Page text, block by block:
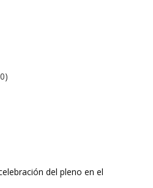
del pleno en el